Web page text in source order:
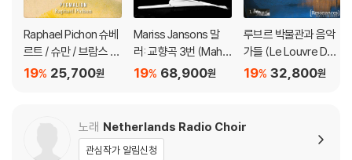
Raphael Pichon 슈베
르트 / 슈만 / 브람스 /
바그너: 라인강의 소녀
er: Rheinmadchen)
25,700원
19%
Mariss Jansons 말
러: 교향곡 3번 (Mahle
r: Symphony No.3)
68,900원
19%
루브르 박물관과 음악
가들 (Le Louvre Des
Musiciens)
32,800원
19%
노래 Netherlands Radio Choir
관심작가 알림신청